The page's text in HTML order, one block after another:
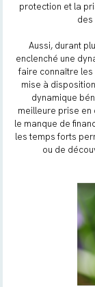
protection et la
des
Aussi, durant
enclenché une
faire connaître
mise à
dynamique
meilleure prise
le manque de
les temps forts
ou de